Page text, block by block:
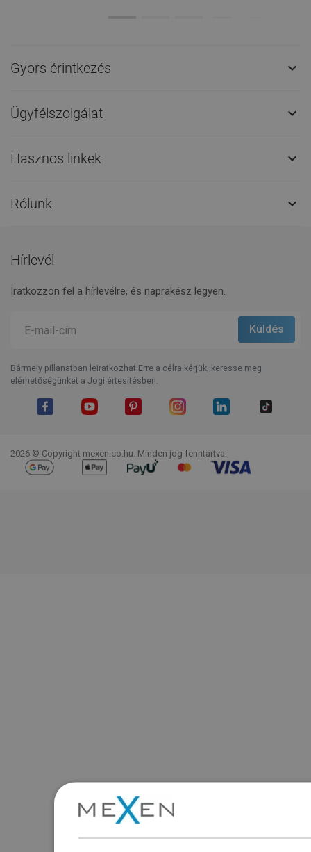
Gyors érintkezés 
Ügyfélszolgálat 
Hasznos linkek 
Rólunk 
Hírlevél
Iratkozzon fel a hírlevélre, és naprakész legyen.
Bármely pillanatban leiratkozhat.Erre a célra kérjük, keresse meg
elérhetőségünket a Jogi értesítésben.
2026 © Copyright mexen.co.hu. Minden jog fenntartva.